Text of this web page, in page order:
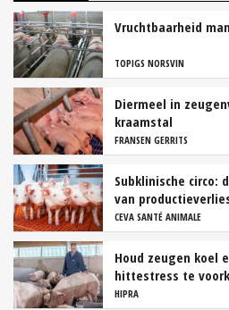
Vruchtbaarheid
TOPIGS NORSVIN
Diermeel in
kraamstal
FRANSEN GERRITS
Subklinische circo:
van
CEVA SANTÉ ANIMALE
Houd zeugen koel
hittestress te
HIPRA